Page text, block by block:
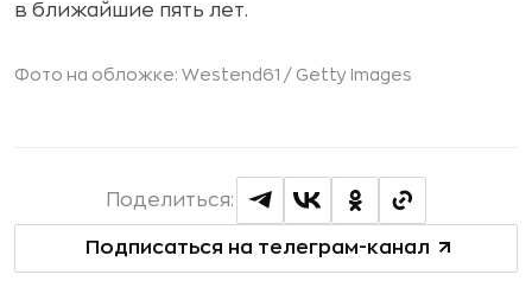
в ближайшие пять лет.
Фото на обложке: Westend61 / Getty Images
Подписаться на телеграм-канал
Поделиться: